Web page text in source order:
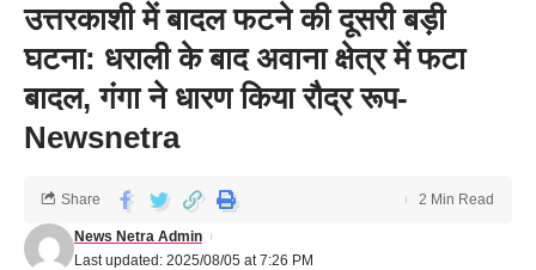
उत्तरकाशी में बादल फटने की दूसरी बड़ी
घटना: धराली के बाद अवाना क्षेत्र में फटा
बादल, गंगा ने धारण किया रौद्र रूप-
Newsnetra
Last updated: 2025/08/05 at 7:26 PM
News Netra Admin
Share 2 Min Read